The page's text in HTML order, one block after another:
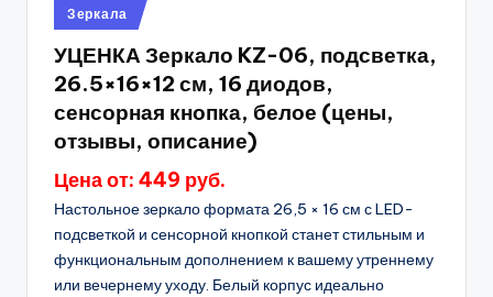
Опубликовано
в
Зеркала
УЦЕНКА Зеркало KZ-06, подсветка,
26.5×16×12 см, 16 диодов,
сенсорная кнопка, белое (цены,
отзывы, описание)
Цена от: 449 руб.
Настольное зеркало формата 26,5 × 16 см с LED-
подсветкой и сенсорной кнопкой станет стильным и
функциональным дополнением к вашему утреннему
или вечернему уходу. Белый корпус идеально